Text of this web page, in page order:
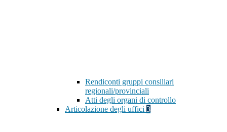
Rendiconti gruppi consiliari
regionali/provinciali
Atti degli organi di controllo
Articolazione degli uffici 3